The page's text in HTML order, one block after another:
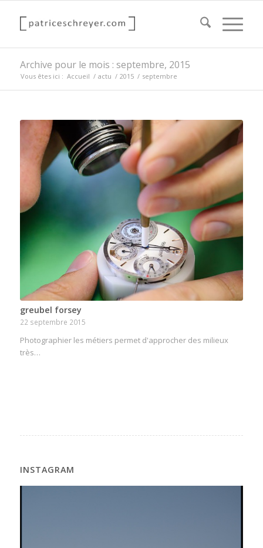
Archive pour le mois : septembre, 2015
Vous êtes ici : Accueil / actu / 2015 / septembre
greubel forsey
22 septembre 2015
Photographier les métiers permet d'approcher des milieux
très…
INSTAGRAM